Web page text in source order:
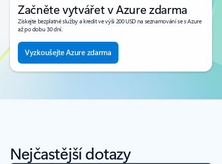
Začněte vytvářet v Azure zdarma
Získejte bezplatné služby a kredit ve výši 200 USD na seznamování se s Azure
až po dobu 30 dní.
Vyzkoušejte Azure zdarma
Nejčastější dotazy